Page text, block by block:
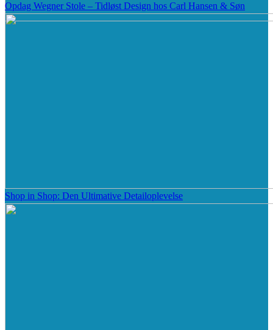
Opdag Wegner Stole – Tidløst Design hos Carl Hansen & Søn
Shop in Shop: Den Ultimative Detailoplevelse